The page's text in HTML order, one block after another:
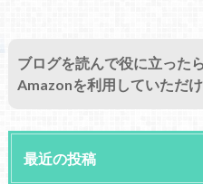
ブログを読んで役に立った
Amazonを利用していただ
最近の投稿